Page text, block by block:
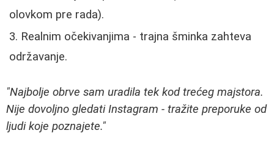
olovkom pre rada).
Realnim očekivanjima - trajna šminka zahteva
održavanje.
"Najbolje obrve sam uradila tek kod trećeg majstora.
Nije dovoljno gledati Instagram - tražite preporuke od
ljudi koje poznajete."